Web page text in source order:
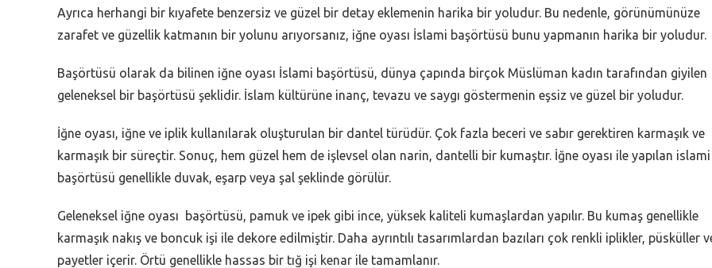
Ayrıca herhangi bir kıyafete benzersiz ve güzel bir detay eklemenin harika bir yoludur. Bu nedenle, görünümünüze
zarafet ve güzellik katmanın bir yolunu arıyorsanız, iğne oyası İslami başörtüsü bunu yapmanın harika bir yoludur.
Başörtüsü olarak da bilinen iğne oyası İslami başörtüsü, dünya çapında birçok Müslüman kadın tarafından giyilen
geleneksel bir başörtüsü şeklidir. İslam kültürüne inanç, tevazu ve saygı göstermenin eşsiz ve güzel bir yoludur.
İğne oyası, iğne ve iplik kullanılarak oluşturulan bir dantel türüdür. Çok fazla beceri ve sabır gerektiren karmaşık ve
karmaşık bir süreçtir. Sonuç, hem güzel hem de işlevsel olan narin, dantelli bir kumaştır. İğne oyası ile yapılan islami
başörtüsü genellikle duvak, eşarp veya şal şeklinde görülür.
Geleneksel iğne oyası başörtüsü, pamuk ve ipek gibi ince, yüksek kaliteli kumaşlardan yapılır. Bu kumaş genellikle
karmaşık nakış ve boncuk işi ile dekore edilmiştir. Daha ayrıntılı tasarımlardan bazıları çok renkli iplikler, püsküller
payetler içerir. Örtü genellikle hassas bir tığ işi kenar ile tamamlanır.